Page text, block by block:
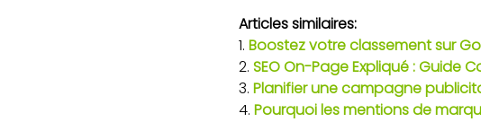
Articles similaires:
Boostez votre classement sur
SEO On-Page Expliqué : Guide
Planifier une campagne
Pourquoi les mentions de